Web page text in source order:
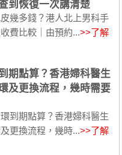
到恢復一次講清楚
幾多錢？港人北上男科手
費比較｜由預約...>>了解
期點算？香港婦科醫生
及更換流程，幾時需要
期點算？香港婦科醫生
更換流程，幾時...>>了解